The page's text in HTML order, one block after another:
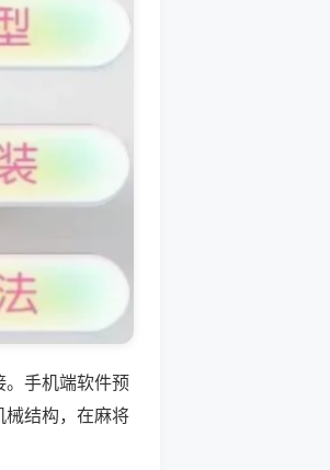
。手机端软件预
械结构，在麻将